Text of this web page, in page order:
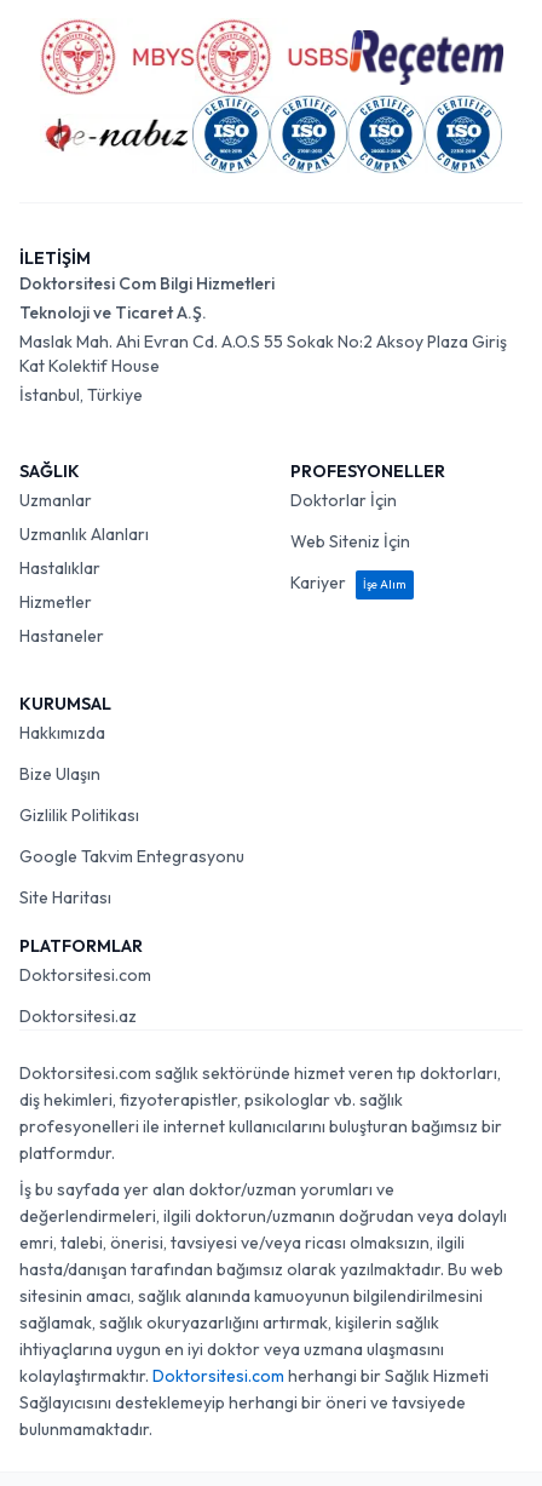
İLETİŞİM
Doktorsitesi Com Bilgi Hizmetleri
Teknoloji ve Ticaret A.Ş.
Maslak Mah. Ahi Evran Cd. A.O.S 55 Sokak No:2 Aksoy Plaza Giriş
Kat Kolektif House
İstanbul, Türkiye
SAĞLIK
Uzmanlar
Uzmanlık Alanları
Hastalıklar
Hizmetler
Hastaneler
PROFESYONELLER
Doktorlar İçin
Web Siteniz İçin
Kariyer
İşe Alım
KURUMSAL
Hakkımızda
Bize Ulaşın
Gizlilik Politikası
Google Takvim Entegrasyonu
Site Haritası
PLATFORMLAR
Doktorsitesi.com
Doktorsitesi.az
Doktorsitesi.com sağlık sektöründe hizmet veren tıp doktorları,
diş hekimleri, fizyoterapistler, psikologlar vb. sağlık
profesyonelleri ile internet kullanıcılarını buluşturan bağımsız bir
platformdur.
İş bu sayfada yer alan doktor/uzman yorumları ve
değerlendirmeleri, ilgili doktorun/uzmanın doğrudan veya dolaylı
emri, talebi, önerisi, tavsiyesi ve/veya ricası olmaksızın, ilgili
hasta/danışan tarafından bağımsız olarak yazılmaktadır. Bu web
sitesinin amacı, sağlık alanında kamuoyunun bilgilendirilmesini
sağlamak, sağlık okuryazarlığını artırmak, kişilerin sağlık
ihtiyaçlarına uygun en iyi doktor veya uzmana ulaşmasını
kolaylaştırmaktır. Doktorsitesi.com herhangi bir Sağlık Hizmeti
Sağlayıcısını desteklemeyip herhangi bir öneri ve tavsiyede
bulunmamaktadır.